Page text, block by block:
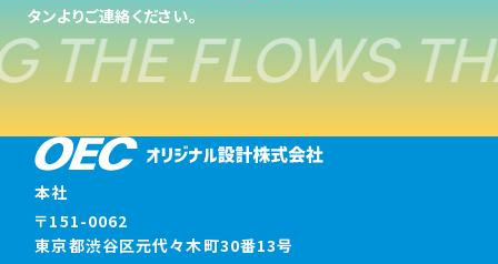
タンよりご連絡ください。
THE FLOWS
本社
〒151-0062
東京都渋谷区元代々木町30番13号